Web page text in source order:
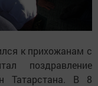
к прихожанам с
поздравление
Татарстана. В 8